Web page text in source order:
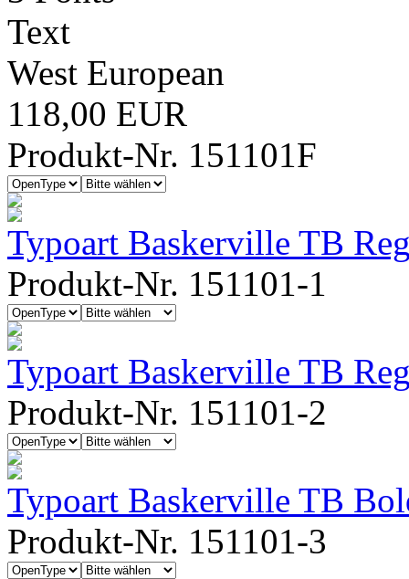
Text
West European
118,00 EUR
Produkt-Nr. 151101F
Typoart Baskerville TB
Produkt-Nr. 151101-1
Typoart Baskerville TB
Produkt-Nr. 151101-2
Typoart Baskerville TB
Produkt-Nr. 151101-3